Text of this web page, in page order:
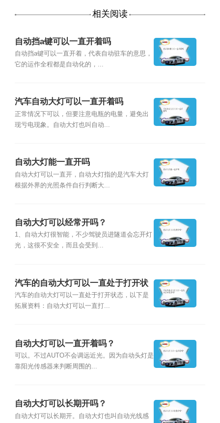
相关阅读
自动挡a键可以一直开着吗
自动挡a键可以一直开着，代表自动驻车的意思，
它的运作全程都是自动化的，...
汽车自动大灯可以一直开着吗
正常情况下可以，但要注意电瓶的电量，避免出
现亏电现象。自动大灯也叫自动...
自动大灯能一直开吗
自动大灯可以一直开，自动大灯指的是汽车大灯
根据外界的光照条件自行判断大...
自动大灯可以经常开吗？
1、自动大灯很智能，不少驾驶员进隧道会忘开灯
光，这很不安全，而且会受到...
汽车的自动大灯可以一直处于打开状
态吗？
汽车的自动大灯可以一直处于打开状态，以下是
拓展资料：自动大灯可以一直打...
自动大灯可以一直开着吗？
可以。不过AUTO不会调远近光。因为自动头灯是
靠阳光传感器来判断周围的...
自动大灯可以长期开吗？
自动大灯可以长期开。自动大灯也叫自动光线感